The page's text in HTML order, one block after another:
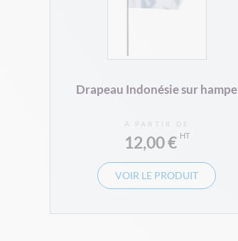
Drapeau Indonésie sur hampe
À PARTIR DE
12,00 €
VOIR LE PRODUIT